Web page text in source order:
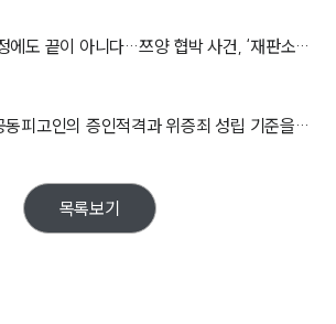
구제역 징역 3년 확정에도 끝이 아니다…쯔양 협박 사건, ‘재판소원’까지 가는 이유
모해위증죄 | 공범 공동피고인의 증인적격과 위증죄 성립 기준을 재정립한 대법원의 판결
목록보기